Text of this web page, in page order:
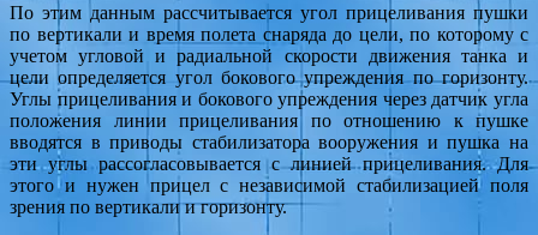
По этим данным рассчитывается угол прицеливания пушки
по вертикали и время полета снаряда до цели, по которому с
учетом угловой и радиальной скорости движения танка и
цели определяется угол бокового упреждения по горизонту.
Углы прицеливания и бокового упреждения через датчик угла
положения линии прицеливания по отношению к пушке
вводятся в приводы стабилизатора вооружения и пушка на
эти углы рассогласовывается с линией прицеливания. Для
этого и нужен прицел с независимой стабилизацией поля
зрения по вертикали и горизонту.